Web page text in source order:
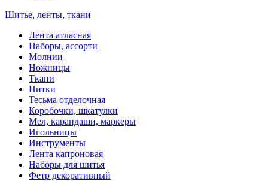
Шитье, ленты, ткани
Лента атласная
Наборы, ассорти
Молнии
Ножницы
Ткани
Нитки
Тесьма отделочная
Коробочки, шкатулки
Мел, карандаши, маркеры
Игольницы
Инструменты
Лента капроновая
Наборы для шитья
Фетр декоративный